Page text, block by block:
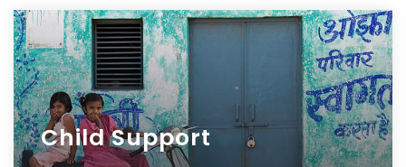
Child Support